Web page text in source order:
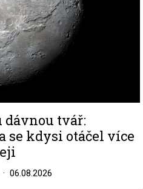
dávnou tvář:
se kdysi otáčel více
06.08.2026